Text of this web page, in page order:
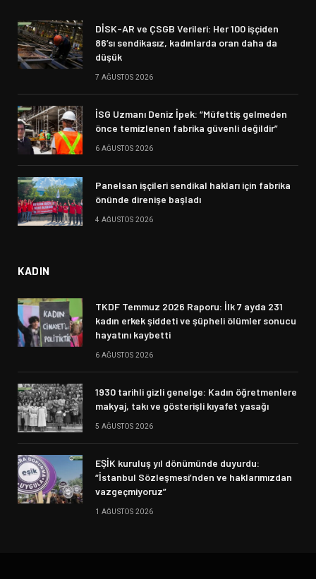
DİSK-AR ve ÇSGB Verileri: Her 100 işçiden
86’sı sendikasız, kadınlarda oran daha da
düşük
7 AĞUSTOS 2026
İSG Uzmanı Deniz İpek: “Müfettiş gelmeden
önce temizlenen fabrika güvenli değildir”
6 AĞUSTOS 2026
Panelsan işçileri sendikal hakları için fabrika
önünde direnişe başladı
4 AĞUSTOS 2026
KADIN
TKDF Temmuz 2026 Raporu: İlk 7 ayda 231
kadın erkek şiddeti ve şüpheli ölümler sonucu
hayatını kaybetti
6 AĞUSTOS 2026
1930 tarihli gizli genelge: Kadın öğretmenlere
makyaj, takı ve gösterişli kıyafet yasağı
5 AĞUSTOS 2026
EŞİK kuruluş yıl dönümünde duyurdu:
“İstanbul Sözleşmesi’nden ve haklarımızdan
vazgeçmiyoruz”
1 AĞUSTOS 2026